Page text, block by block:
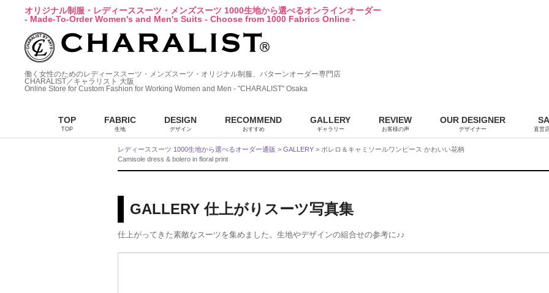
オリジナル制服・レディーススーツ・メンズスーツ 1000生地から選べるオンラインオーダー
- Made-To-Order Women's and Men's Suits - Choose from 1000 Fabrics Online -
働く女性のためのレディーススーツ・メンズスーツ・オリジナル制服、パターンオーダー専門店
CHARALIST／キャラリスト 大阪
Online Store for Custom Fashion for Working Women and Men - "CHARALIST" Osaka
TOP
TOP
FABRIC
生地
DESIGN
デザイン
RECOMMEND
おすすめ
GALLERY
ギャラリー
REVIEW
お客様の声
OUR DESIGNER
デザイナー 直営
レディーススーツ 1000生地から選べるオーダー通販 > GALLERY > ボレロ＆キャミソールワンピース かわいい花柄
Camisole dress & bolero in floral print
GALLERY 仕上がりスーツ写真集
仕上がってきた素敵なスーツを集めました。生地やデザインの組合せの参考に♪♪